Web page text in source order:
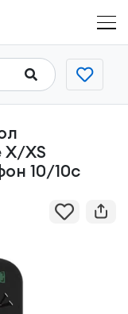
X/XS
10/10с